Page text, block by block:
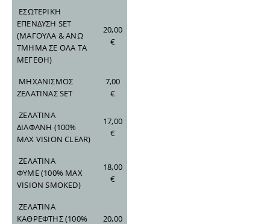
ΕΣΩΤΕΡΙΚΗ
ΕΠΕΝΔΥΣΗ SET
(ΜΑΓΟΥΛΑ & ΑΝΩ
ΤΜΗΜΑ ΣΕ ΟΛΑ ΤΑ
ΜΕΓΕΘΗ)
20,00
€
ΜΗΧΑΝΙΣΜΟΣ
ΖΕΛΑΤΙΝΑΣ SET
7,00
€
ΖΕΛΑΤΙΝΑ
ΔΙΑΦΑΝΗ (100%
MAX VISION CLEAR)
17,00
€
ΖΕΛΑΤΙΝΑ
ΦΥΜΕ(100% MAX
VISION SMOKED)
18,00
€
ΖΕΛΑΤΙΝΑ
ΚΑΘΡΕΦΤΗΣ(100%
20,00